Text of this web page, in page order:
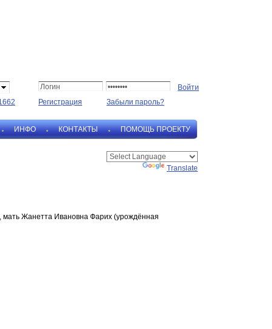
Регистрация Забыли пароль?
ИНФО КОНТАКТЫ ПОМОЩЬ ПРОЕКТУ
Translate
мать Жанетта Ивановна Фарих (урождённая